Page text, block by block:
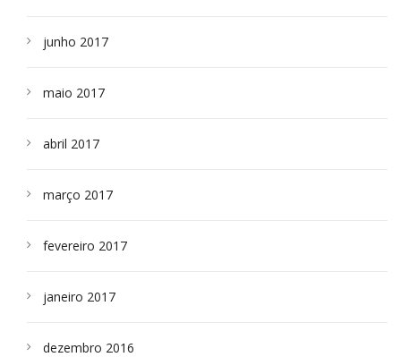
junho 2017
maio 2017
abril 2017
março 2017
fevereiro 2017
janeiro 2017
dezembro 2016